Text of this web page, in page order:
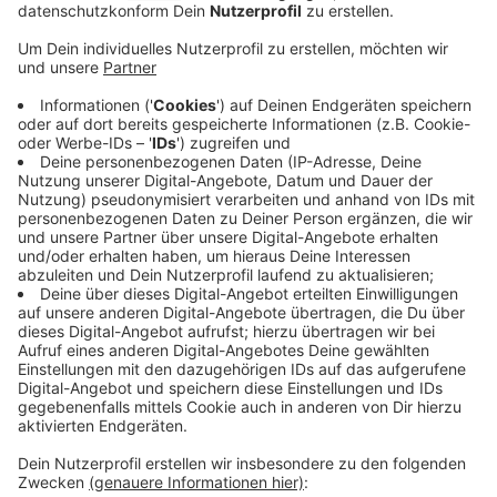
Das kündigt die Stadt an, nachdem das Land NRW
Unterstützung für die Kommunen zugesagt hatte.
Viele Städte hatten die Elterngebühren während der
Pandemie erlassen. Das hatte allerdings Löcher in die
Stadtkassen gerissen. Das Land gleicht die Verluste
der Stadt Mönchengladbach jetzt für insgesamt
zweieinhalb Monate aus. Die Monate Mai und Juni
wurden bereits erstattet. Für den Juli wird nochmal die
Hälfte der Beiträge erlassen. Somit wird für
kommenden Monat nur die Hälfte des Elternbeitrags
vom Konto eingezogen, beziehungsweise bei
manuellen Zahlungen muss nur die Hälfte überwiesen
werden.
Anzeige